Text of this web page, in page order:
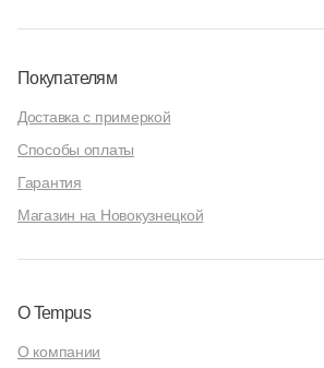
Покупателям
Доставка с примеркой
Способы оплаты
Гарантия
Магазин на Новокузнецкой
О Tempus
О компании